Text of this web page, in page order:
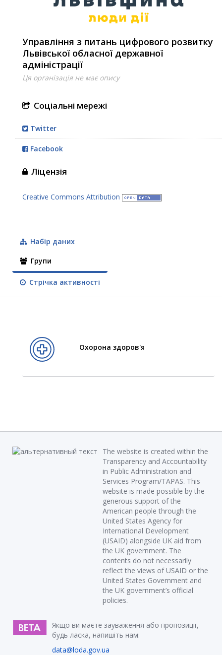
Управління з питань цифрового розвитку
Львівської обласної державної
адміністрації
Ця організація не має опису
Соціальні мережі
Twitter
Facebook
Ліцензія
Creative Commons Attribution
Набір даних
Групи
Стрічка активності
Охорона здоров'я
The website is created within the
Transparency and Accountability
in Public Administration and
Services Program/TAPAS. This
website is made possible by the
generous support of the
American people through the
United States Agency for
International Development
(USAID) alongside UK aid from
the UK government. The
contents do not necessarily
reflect the views of USAID or the
United States Government and
the UK government’s official
policies.
Якщо ви маєте зауваження або пропозиції,
будь ласка, напишіть нам:
data@loda.gov.ua